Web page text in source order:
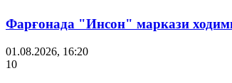
Фарғонада "Инсон" маркази
01.08.2026, 16:20
10